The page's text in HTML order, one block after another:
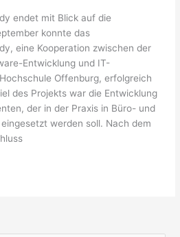
endet mit Blick auf die
konnte das
eine Kooperation zwischen der
Entwicklung und IT-
Offenburg, erfolgreich
des Projekts war die Entwicklung
der in der Praxis in Büro- und
werden soll. Nach dem